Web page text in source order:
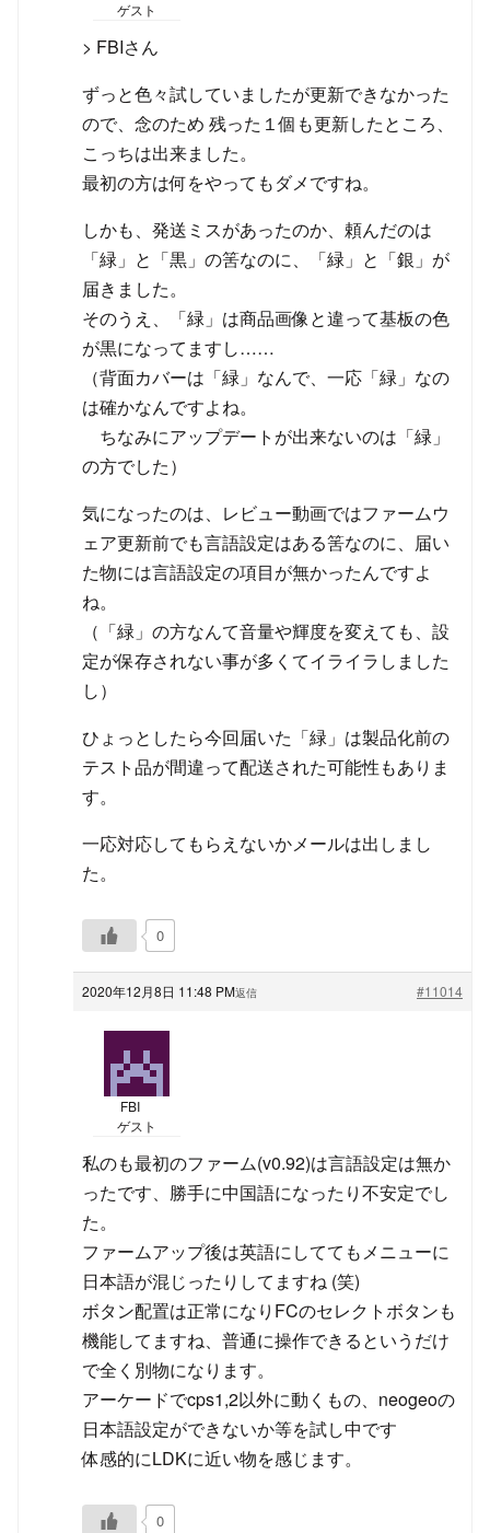
ゲスト
> FBIさん
ずっと色々試していましたが更新できなかった
ので、念のため 残った１個も更新したところ、
こっちは出来ました。
最初の方は何をやってもダメですね。
しかも、発送ミスがあったのか、頼んだのは
「緑」と「黒」の筈なのに、「緑」と「銀」が
届きました。
そのうえ、「緑」は商品画像と違って基板の色
が黒になってますし……
（背面カバーは「緑」なんで、一応「緑」なの
は確かなんですよね。
ちなみにアップデートが出来ないのは「緑」
の方でした）
気になったのは、レビュー動画ではファームウ
ェア更新前でも言語設定はある筈なのに、届い
た物には言語設定の項目が無かったんですよ
ね。
（「緑」の方なんて音量や輝度を変えても、設
定が保存されない事が多くてイライラしました
し）
ひょっとしたら今回届いた「緑」は製品化前の
テスト品が間違って配送された可能性もありま
す。
一応対応してもらえないかメールは出しまし
た。
0
2020年12月8日 11:48 PM #11014
返信
FBI
ゲスト
私のも最初のファーム(v0.92)は言語設定は無か
ったです、勝手に中国語になったり不安定でし
た。
ファームアップ後は英語にしててもメニューに
日本語が混じったりしてますね (笑)
ボタン配置は正常になりFCのセレクトボタンも
機能してますね、普通に操作できるというだけ
で全く別物になります。
アーケードでcps1,2以外に動くもの、neogeoの
日本語設定ができないか等を試し中です
体感的にLDKに近い物を感じます。
0